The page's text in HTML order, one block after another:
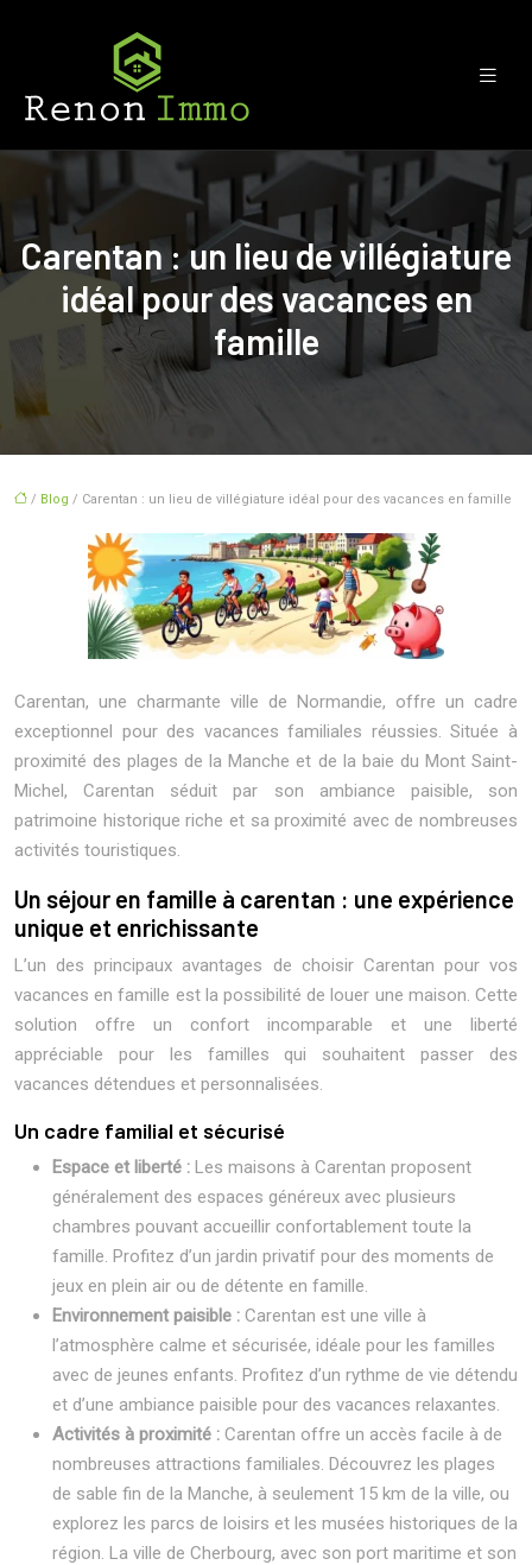
Carentan : un lieu de villégiature
idéal pour des vacances en
famille
/ Blog / Carentan : un lieu de villégiature idéal pour des vacances en famille
Carentan, une charmante ville de Normandie, offre un cadre
exceptionnel pour des vacances familiales réussies. Située à
proximité des plages de la Manche et de la baie du Mont Saint-
Michel, Carentan séduit par son ambiance paisible, son
patrimoine historique riche et sa proximité avec de nombreuses
activités touristiques.
Un séjour en famille à carentan : une expérience
unique et enrichissante
L’un des principaux avantages de choisir Carentan pour vos
vacances en famille est la possibilité de louer une maison. Cette
solution offre un confort incomparable et une liberté
appréciable pour les familles qui souhaitent passer des
vacances détendues et personnalisées.
Un cadre familial et sécurisé
Espace et liberté : Les maisons à Carentan proposent
généralement des espaces généreux avec plusieurs
chambres pouvant accueillir confortablement toute la
famille. Profitez d’un jardin privatif pour des moments de
jeux en plein air ou de détente en famille.
Environnement paisible : Carentan est une ville à
l’atmosphère calme et sécurisée, idéale pour les familles
avec de jeunes enfants. Profitez d’un rythme de vie détendu
et d’une ambiance paisible pour des vacances relaxantes.
Activités à proximité : Carentan offre un accès facile à de
nombreuses attractions familiales. Découvrez les plages
de sable fin de la Manche, à seulement 15 km de la ville, ou
explorez les parcs de loisirs et les musées historiques de la
région. La ville de Cherbourg, avec son port maritime et son